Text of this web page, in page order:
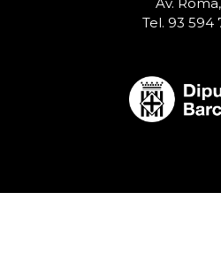
Tel. 93 594